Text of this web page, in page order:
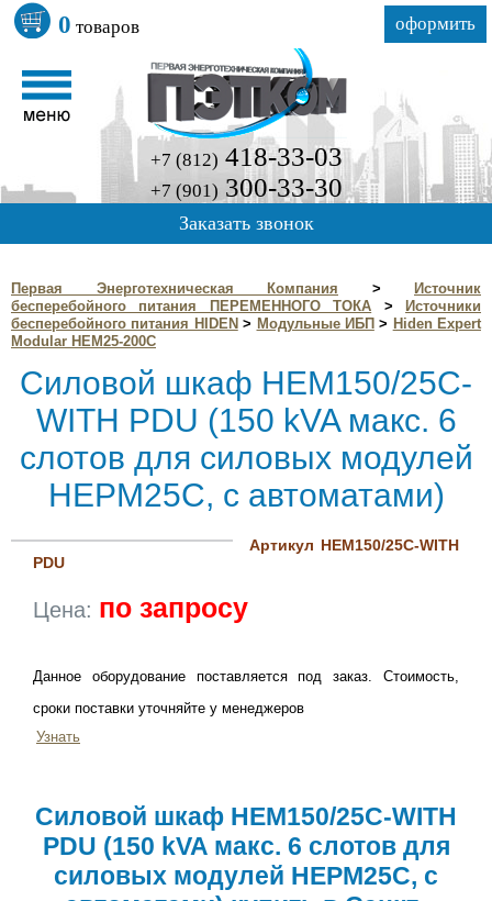
0 товаров оформить
+7 (812) 418-33-03
+7 (901) 300-33-30
Заказать звонок
Первая Энерготехническая Компания >
Источник
бесперебойного питания ПЕРЕМЕННОГО ТОКА >
Источники
бесперебойного питания HIDEN > Модульные ИБП > Hiden Expert
Modular HEM25-200C
Силовой шкаф HEM150/25C-
WITH PDU (150 kVA макс. 6
слотов для силовых модулей
HEPM25C, с автоматами)
Артикул HEM150/25C-WITH
PDU
Цена: по запросу
Данное оборудование поставляется под заказ. Стоимость,
сроки поставки уточняйте у менеджеров
Узнать
Силовой шкаф HEM150/25C-WITH
PDU (150 kVA макс. 6 слотов для
силовых модулей HEPM25C, с